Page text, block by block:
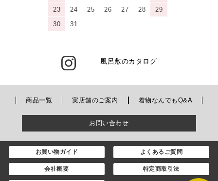
23
24 25 26 27 28
29
30
31
風呂敷のカタログ
商品一覧 実店舗のご案内 着物なんでもQ&A
お問い合わせ
お買い物ガイド よくあるご質問
会社概要 特定商取引法